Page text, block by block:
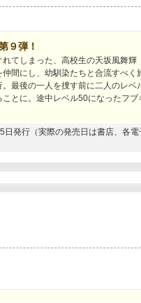
９弾！
てしまった、高校生の天坂風舞輝
間にし、幼馴染たちと合流すべく
最後の一人を捜す前に二人のレベ
とに。途中レベル50になったフブ
日発行（実際の発売日は書店、各電